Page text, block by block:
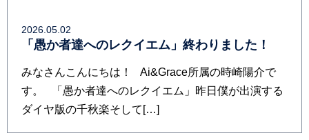
2026.05.02
「愚か者達へのレクイエム」終わりました！
みなさんこんにちは！ Ai&Grace所属の時崎陽介で
す。 「愚か者達へのレクイエム」昨日僕が出演する
ダイヤ版の千秋楽そして[…]